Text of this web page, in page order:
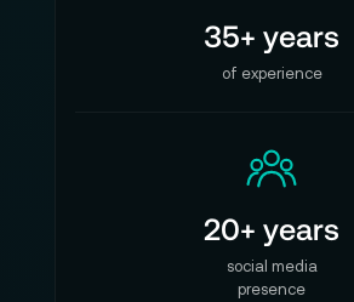
35+ years
of experience
20+ years
social media
presence